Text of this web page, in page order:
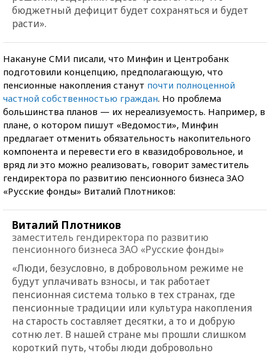
бюджетный дефицит будет сохраняться и будет
расти».
Накануне СМИ писали, что Минфин и Центробанк
подготовили концепцию, предполагающую, что
пенсионные накопления станут почти полноценной
частной собственностью граждан. Но проблема
большинства планов — их нереализуемость. Например, в
плане, о котором пишут «Ведомости», Минфин
предлагает отменить обязательность накопительного
компонента и перевести его в квазидобровольное, и
вряд ли это можно реализовать, говорит заместитель
гендиректора по развитию пенсионного бизнеса ЗАО
«Русские фонды» Виталий Плотников:
Виталий Плотников
заместитель гендиректора по развитию
пенсионного бизнеса ЗАО «Русские фонды»
«Люди, безусловно, в добровольном режиме не
будут уплачивать взносы, и так работает
пенсионная система только в тех странах, где
пенсионные традиции или культура накопления
на старость составляет десятки, а то и добрую
сотню лет. В нашей стране мы прошли слишком
короткий путь, чтобы люди добровольно